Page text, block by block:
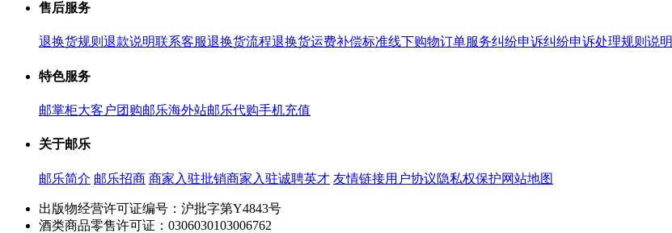
售后服务
退换货规则 退款说明联系客服退换货流程退换货运费补偿标准线下购物订单服务纠纷申诉纠纷申诉处理规则说明
特色服务
邮掌柜大客户团购邮乐海外站邮乐代购手机充值
关于邮乐
邮乐简介 邮乐招商 商家入驻批销商家入驻诚聘英才 友情链接用户协议隐私权保护网站地图
出版物经营许可证编号：沪批字第Y4843号
酒类商品零售许可证：0306030103006762